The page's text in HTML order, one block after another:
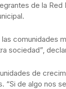
de la
comunidades
sociedad”,
de
“Si de algo nos